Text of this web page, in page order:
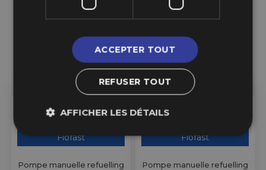
Sur Commande
Flofast
Pompe manuelle refuelling
Sur Commande
Flofast
Pompe manuelle refuelling
ACCEPTER TOUT
REFUSER TOUT
AFFICHER LES DÉTAILS